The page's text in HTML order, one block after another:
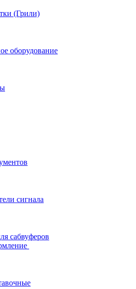
(Грили)
оборудование
сигнала
сабвуферов